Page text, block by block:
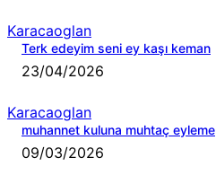
Karacaoglan
Terk edeyim seni ey kaşı keman
23/04/2026
Karacaoglan
muhannet kuluna muhtaç eyleme
09/03/2026